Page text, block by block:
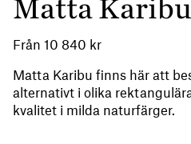
Matta Karibu
Från 10 840 kr
Matta Karibu finns här att
alternativt i olika
kvalitet i milda naturfärger.